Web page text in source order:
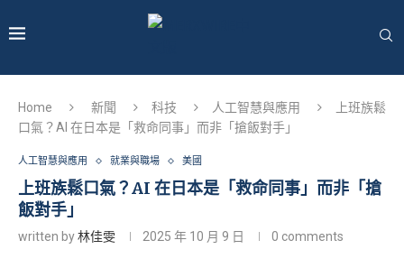
Home 新聞 科技 人工智慧與應用
上班族鬆
口氣？AI 在日本是「救命同事」而非「搶飯對手」
人工智慧與應用 就業與職場 美國
上班族鬆口氣？AI 在日本是「救命同事」而非「搶
飯對手」
written by林佳雯 2025 年 10 月 9 日 0 comments